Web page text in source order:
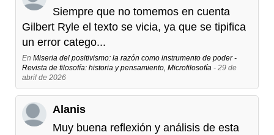
Siempre que no tomemos en cuenta
Gilbert Ryle el texto se vicia, ya que se tipifica
un error catego...
En Miseria del positivismo: la razón como instrumento de poder -
Revista de filosofía: historia y pensamiento, Microfilosofía - 29 de
abril de 2026
Alanis
Muy buena reflexión y análisis de esta